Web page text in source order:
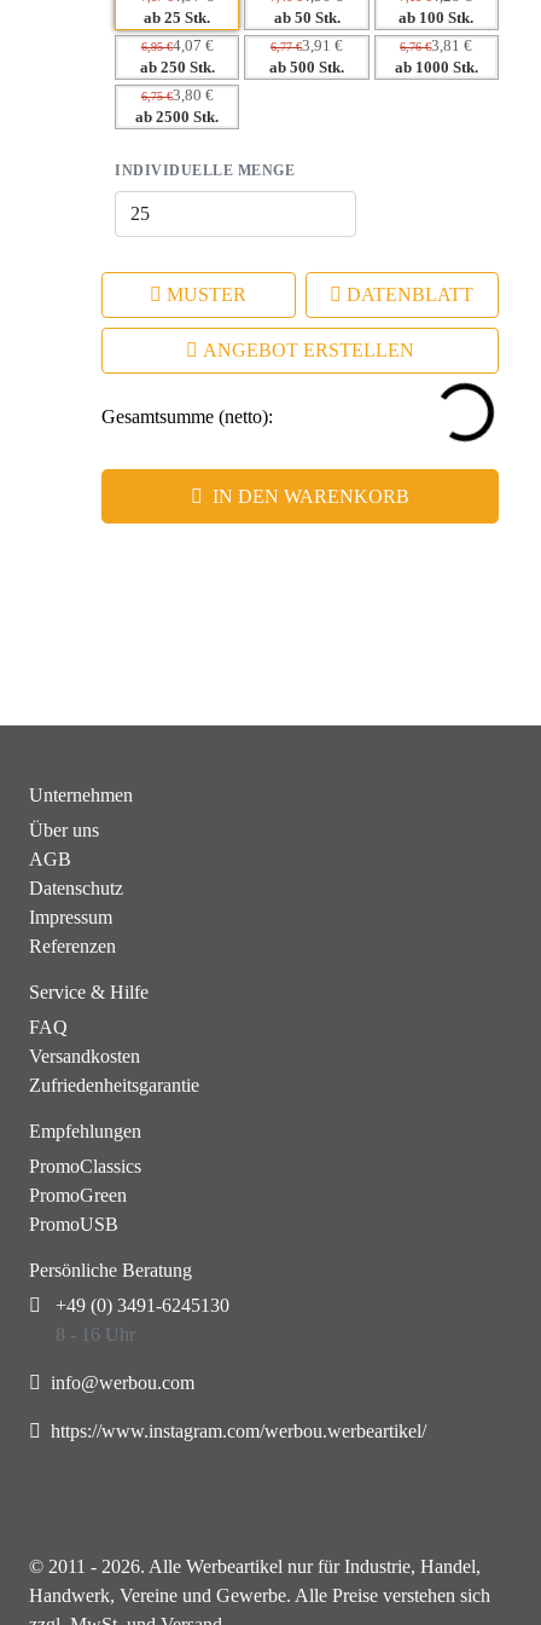
Funktionalität.
– Robustes Design fördert den positiven Eindruck Ihrer
– Elegante Präsentation verstärkt die Wahrnehmung Ihres
Unternehmens.
ab 25 Stk. ab 50 Stk. ab 100 Stk.
6,95 €4,07 €
ab 250 Stk.
6,77 €3,91 €
ab 500 Stk.
6,76 €3,81 €
ab 1000 Stk.
6,75 €3,80 €
ab 2500 Stk.
INDIVIDUELLE MENGE
MUSTER DATENBLATT
ANGEBOT ERSTELLEN
Gesamtsumme (netto):
IN DEN WARENKORB
Unternehmen
Über uns
AGB
Datenschutz
Impressum
Referenzen
Service & Hilfe
FAQ
Versandkosten
Zufriedenheitsgarantie
Empfehlungen
PromoClassics
PromoGreen
PromoUSB
Persönliche Beratung
+49 (0) 3491-6245130
8 - 16 Uhr
info@werbou.com
https://www.instagram.com/werbou.werbeartikel/
© 2011 - 2026. Alle Werbeartikel nur für Industrie, Handel,
Handwerk, Vereine und Gewerbe. Alle Preise verstehen sich